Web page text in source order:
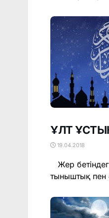
ҰЛТ
19.04.2018
Жер
тыныштық пен